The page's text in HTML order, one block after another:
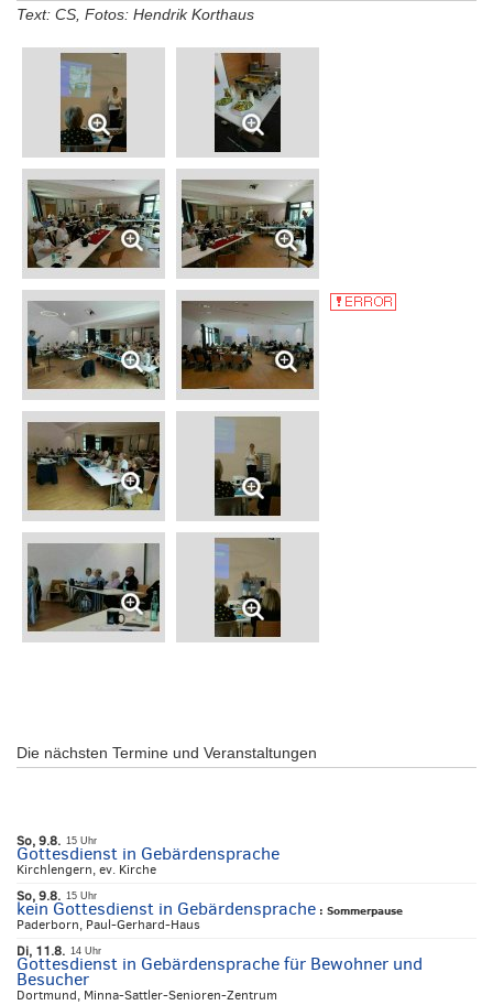
Text: CS, Fotos: Hendrik Korthaus
Die nächsten Termine und Veranstaltungen
So, 9.8. 15 Uhr
Gottesdienst in Gebärdensprache
Kirchlengern, ev. Kirche
So, 9.8. 15 Uhr
kein Gottesdienst in Gebärdensprache : Sommerpause
Paderborn, Paul-Gerhard-Haus
Di, 11.8. 14 Uhr
Gottesdienst in Gebärdensprache für Bewohner und
Besucher
Dortmund, Minna-Sattler-Senioren-Zentrum